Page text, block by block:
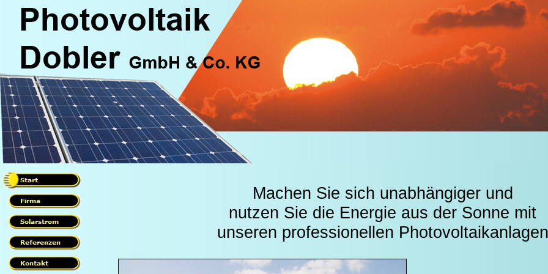
Machen Sie sich unabhängiger und
nutzen Sie die Energie aus der Sonne mit
unseren professionellen